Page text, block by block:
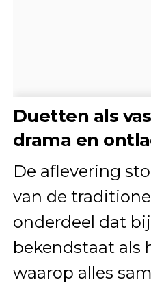
Duetten als
drama en
De aflevering
van de
onderdeel dat
bekendstaat als
waarop alles